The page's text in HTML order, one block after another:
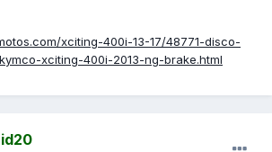
xciting-400i-13-17/48771-disco-
xciting-400i-2013-ng-brake.html